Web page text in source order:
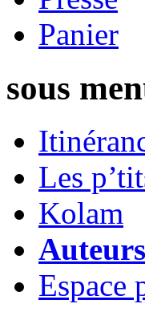
Panier
sous
Les
Kolam
Auteurs
Espace